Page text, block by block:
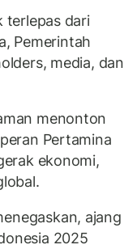
terlepas dari
Pemerintah
media, dan
menonton
Pertamina
ekonomi,
ajang
2025